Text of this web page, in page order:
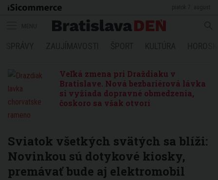
Veľká zmena pri Draždiaku v
Bratislave. Nová bezbariérová lávka
si vyžiada dopravné obmedzenia,
čoskoro sa však otvorí
Sviatok všetkých svätých sa blíži:
Novinkou sú dotykové kiosky,
premávať bude aj elektromobil